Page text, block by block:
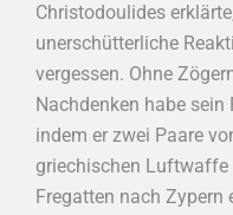
Christodoulides
unerschütterliche
vergessen. Ohne
Nachdenken habe
indem er zwei Paare
griechischen
Fregatten nach